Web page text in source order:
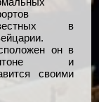
в
он в
и
своими